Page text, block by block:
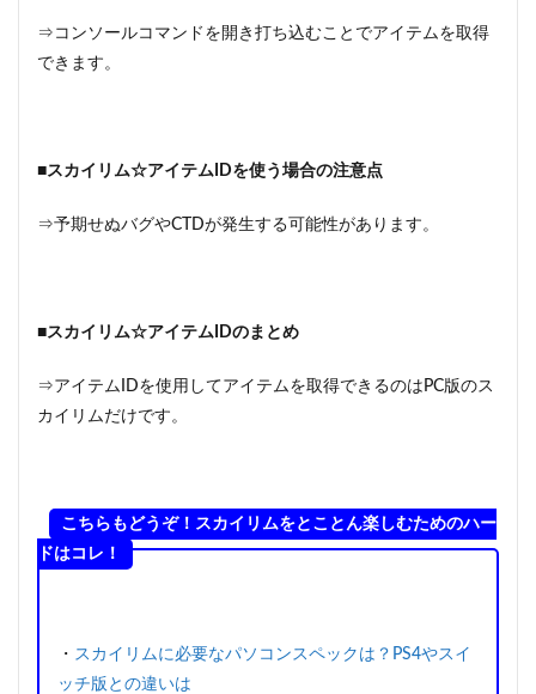
⇒コンソールコマンドを開き打ち込むことでアイテムを取得
できます。
■スカイリム☆アイテムIDを使う場合の注意点
⇒予期せぬバグやCTDが発生する可能性があります。
■スカイリム☆アイテムIDのまとめ
⇒アイテムIDを使用してアイテムを取得できるのはPC版のス
カイリムだけです。
こちらもどうぞ！スカイリムをとことん楽しむためのハー
ドはコレ！
・ スカイリムに必要なパソコンスペックは？PS4やスイ
ッチ版との違いは